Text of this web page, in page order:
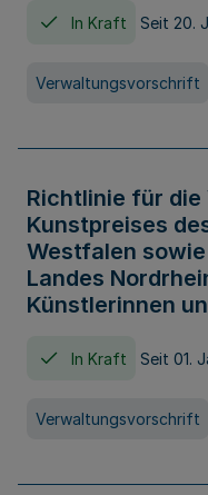
In Kraft Seit 20.
Verwaltungsvorschrift
Richtlinie für die
Kunstpreises
Westfalen
Landes
Künstlerinnen
In Kraft Seit 01.
Verwaltungsvorschrift